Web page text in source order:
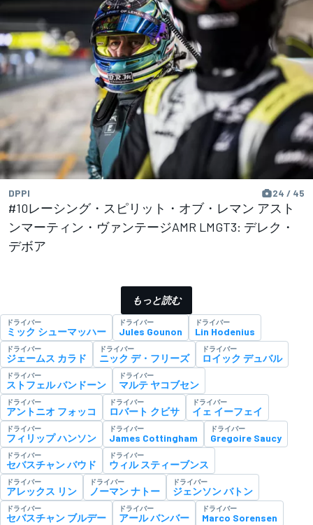
DPPI 24 / 45
#10レーシング・スピリット・オブ・レマン アスト
ンマーティン・ヴァンテージAMR LMGT3: デレク・
デボア
もっと読む
ドライバー
ミック シューマッハー
ドライバー
Jules Gounon
ドライバー
Lin Hodenius
ドライバー
ジェームス カラド
ドライバー
ニック デ・フリーズ
ドライバー
ロイック デュバル
ドライバー
ストフェル バンドーン
ドライバー
マルテ ヤコブセン
ドライバー
アントニオ フォッコ
ドライバー
ロバート クビサ
ドライバー
イェ イーフェイ
ドライバー
フィリップ ハンソン
ドライバー
James Cottingham
ドライバー
Gregoire Saucy
ドライバー
セバスチャン バウド
ドライバー
ウィル スティーブンス
ドライバー
アレックス リン
ドライバー
ノーマン ナトー
ドライバー
ジェンソン バトン
ドライバー
セバスチャン ブルデー
ドライバー
アール バンバー
ドライバー
Marco Sorensen